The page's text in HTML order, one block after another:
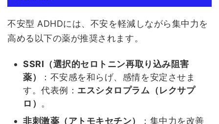
不安型 ADHDには、不安を軽減しながら集中力を
高める以下の薬が推奨されます。
SSRI（選択的セロトニン再取り込み阻害
薬）
：不安感を和らげ、感情を安定させま
す。代表例： エスシタロプラム（レクサプ
ロ） 。
非刺激薬（アトモキセチン）
：集中力を改善